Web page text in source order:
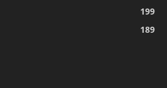
199
189